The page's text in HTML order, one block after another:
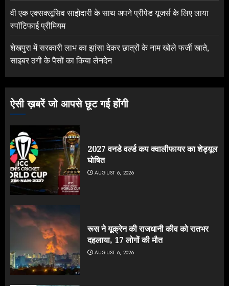
वी एक एक्सक्लूसिव साझेदारी के साथ अपने प्रीपेड यूजर्स के लिए लाया
स्पॉटिफाई प्रीमियम
शेखपुरा में सरकारी लाभ का झांसा देकर छात्रों के नाम खोले फर्जी खाते,
साइबर ठगी के पैसों का किया लेनदेन
ऐसी ख़बरें जो आपसे छूट गई होंगी
2027 वनडे वर्ल्ड कप क्वालीफायर का शेड्यूल
घोषित
AUGUST 6, 2026
रूस ने यूक्रेन की राजधानी कीव को रातभर
दहलाया, 17 लोगों की मौत
AUGUST 6, 2026